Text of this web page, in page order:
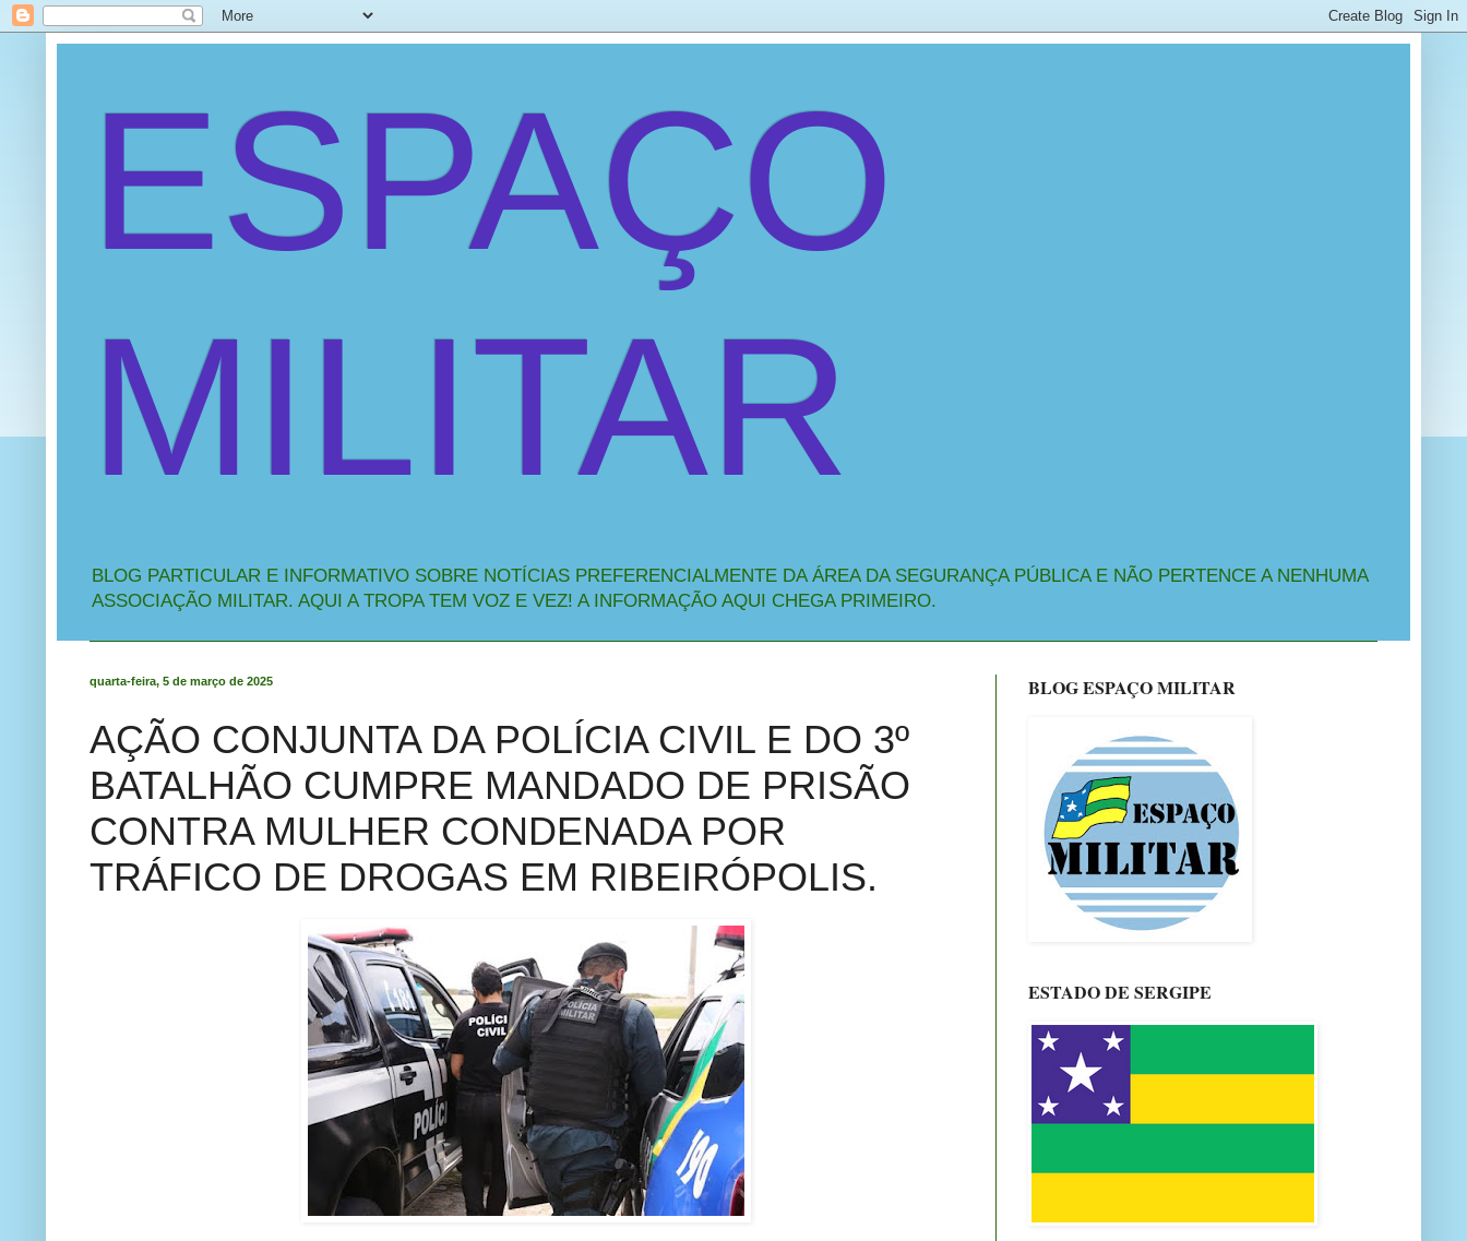
ESPAÇO
MILITAR
BLOG PARTICULAR E INFORMATIVO SOBRE NOTÍCIAS PREFERENCIALMENTE DA ÁREA DA SEGURANÇA PÚBLICA E NÃO PERTENCE A NENHUMA
ASSOCIAÇÃO MILITAR. AQUI A TROPA TEM VOZ E VEZ! A INFORMAÇÃO AQUI CHEGA PRIMEIRO.
quarta-feira, 5 de março de 2025
AÇÃO CONJUNTA DA POLÍCIA CIVIL E DO 3º
BATALHÃO CUMPRE MANDADO DE PRISÃO
CONTRA MULHER CONDENADA POR
TRÁFICO DE DROGAS EM RIBEIRÓPOLIS.
BLOG ESPAÇO MILITAR
ESTADO DE SERGIPE